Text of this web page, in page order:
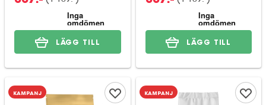
LÄGG TILL LÄGG TILL
KAMPANJ KAMPANJ